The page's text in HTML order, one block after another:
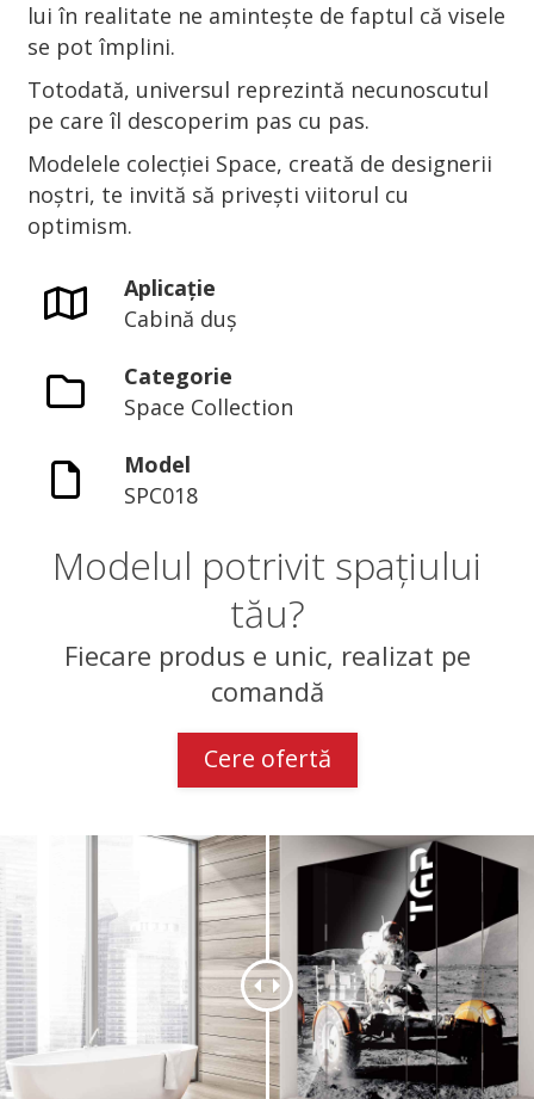
lui în realitate ne amintește de faptul că visele
se pot împlini.
Totodată, universul reprezintă necunoscutul
pe care îl descoperim pas cu pas.
Modelele colecției Space, creată de designerii
noștri, te invită să privești viitorul cu
optimism.
Aplicație
Cabină duș
Categorie
Space Collection
Model
SPC018
Modelul potrivit spațiului
tău?
Fiecare produs e unic, realizat pe
comandă
Cere ofertă